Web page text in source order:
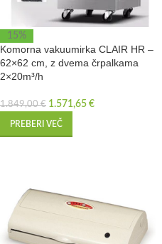
15%
Komorna vakuumirka CLAIR HR –
62×62 cm, z dvema črpalkama
2×20m³/h
1.849,00€ 1.571,65 €
PREBERI VEČ